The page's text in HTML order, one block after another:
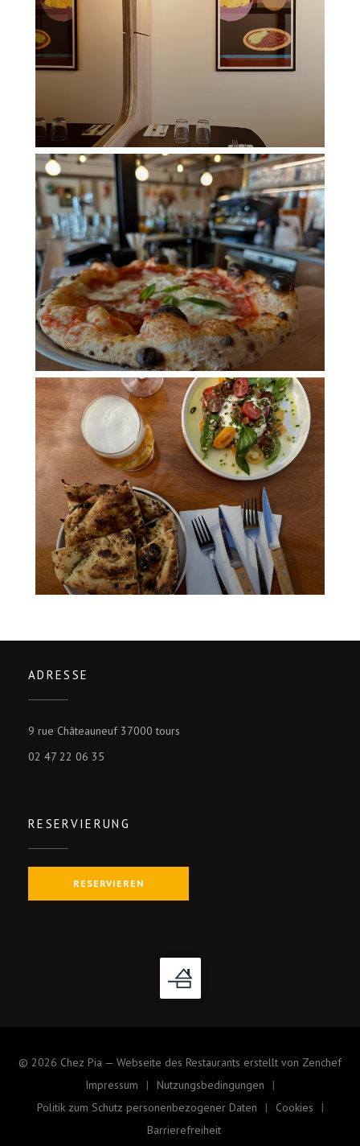
ADRESSE
9 rue Châteauneuf 37000 tours
02 47 22 06 35
RESERVIERUNG
RESERVIEREN
© 2026 Chez Pia — Webseite des Restaurants erstellt von Zenchef
Impressum
((öffnet ein neues Fenster))
Nutzungsbedingungen
((öffnet ein neues Fenster))
Politik zum Schutz personenbezogener Daten
((öffnet ein neues Fenster))
Cookies
((öffnet
Barrierefreiheit